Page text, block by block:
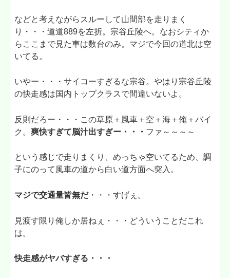
などと考えながらスルーして山間部を走りまく
り・・・道道889を左折。宗谷丘陵へ。なおシティか
らここまで見た車は数台のみ。マジで今回の道北は空
いてる。
いやー・・・サイコーすぎるな宗谷。やはり宗谷丘陵
の快走感は国内トップクラスで間違いないよ。
反則だろー・・・この草原＋風車＋空＋海＋俺＋バイ
ク。爽快すぎて脳汁出すぎー・・・ ファ～～～～
という感じで走りまくり、めっちゃ空いてるため、調
子にのって風車の道から白い道方面へ突入。
マジで交通量皆無だ・・・すげぇ。
見渡す限り俺しか居ねぇ・・・どういうことだこれ
は。
快走感がヤバすぎる・・・